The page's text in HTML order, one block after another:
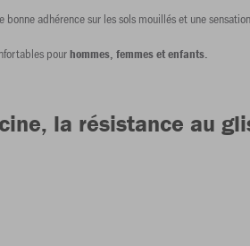
bonne adhérence sur les sols mouillés et une
pourhommes, femmes et enfants.
la résistance au